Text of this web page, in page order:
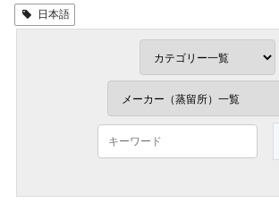
日本語